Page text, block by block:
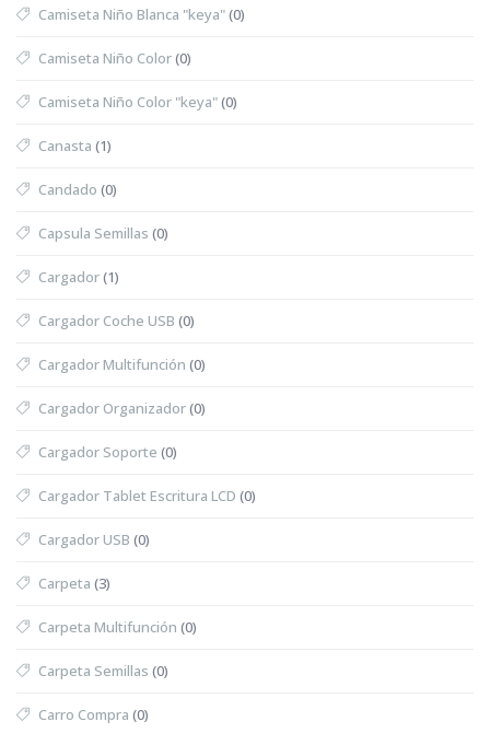
Camiseta Niño Blanca "keya"(0)
Camiseta Niño Color(0)
Camiseta Niño Color "keya"(0)
Canasta (1)
Candado (0)
Capsula Semillas (0)
Cargador(1)
Cargador Coche USB (0)
Cargador Multifunción (0)
Cargador Organizador(0)
Cargador Soporte (0)
Cargador Tablet Escritura LCD (0)
Cargador USB (0)
Carpeta (3)
Carpeta Multifunción (0)
Carpeta Semillas (0)
Carro Compra (0)